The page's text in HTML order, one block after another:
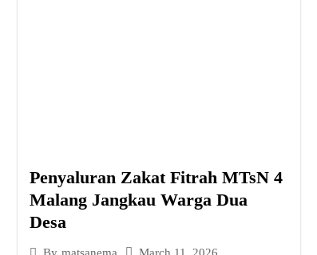
Penyaluran Zakat Fitrah MTsN 4
Malang Jangkau Warga Dua
Desa